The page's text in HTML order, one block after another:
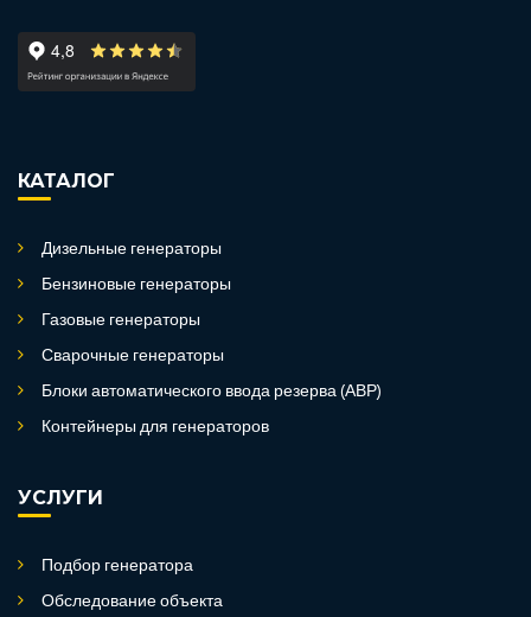
КАТАЛОГ
Дизельные генераторы
Бензиновые генераторы
Газовые генераторы
Сварочные генераторы
Блоки автоматического ввода резерва (АВР)
Контейнеры для генераторов
УСЛУГИ
Подбор генератора
Обследование объекта